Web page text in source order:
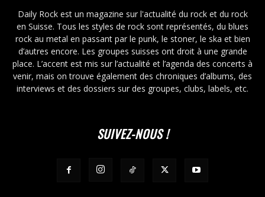
Daily Rock est un magazine sur l'actualité du rock et du rock
en Suisse. Tous les styles de rock sont représentés, du blues
rock au metal en passant par le punk, le stoner, le ska et bien
d’autres encore. Les groupes suisses ont droit à une grande
place. L’accent est mis sur l’actualité et l’agenda des concerts à
venir, mais on trouve également des chroniques d’albums, des
interviews et des dossiers sur des groupes, clubs, labels, etc.
SUIVEZ-NOUS !